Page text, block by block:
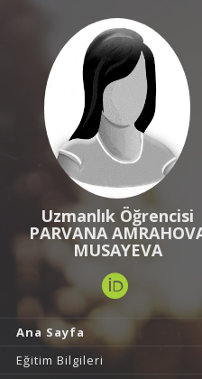
Uzmanlık Öğrencisi
PARVANA
MUSAYEVA
Ana Sayfa
Eğitim Bilgileri